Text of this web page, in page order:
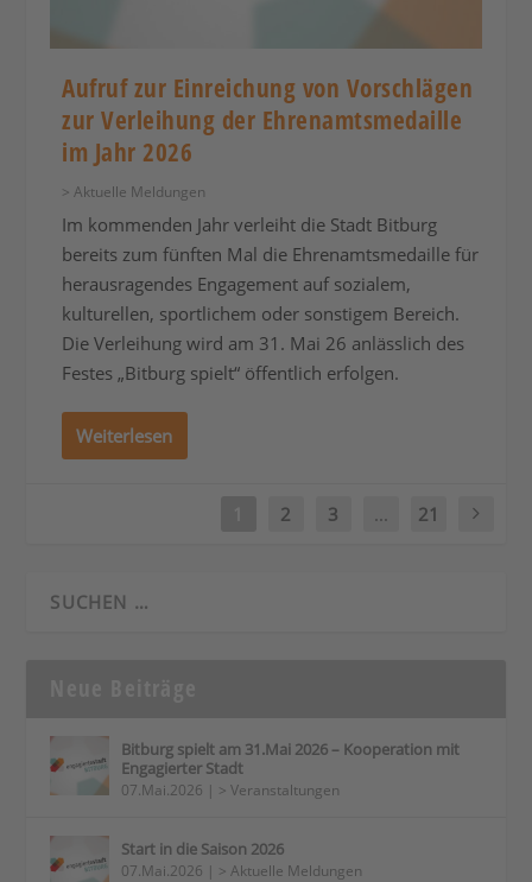
Aufruf zur Einreichung von Vorschlägen
zur Verleihung der Ehrenamtsmedaille
im Jahr 2026
> Aktuelle Meldungen
Im kommenden Jahr verleiht die Stadt Bitburg
bereits zum fünften Mal die Ehrenamtsmedaille für
herausragendes Engagement auf sozialem,
kulturellen, sportlichem oder sonstigem Bereich.
Die Verleihung wird am 31. Mai 26 anlässlich des
Festes „Bitburg spielt“ öffentlich erfolgen.
Weiterlesen
2 3 ... 21
Bitburg spielt am 31.Mai 2026 – Kooperation mit
Engagierter Stadt
07.Mai.2026 | > Veranstaltungen
Start in die Saison 2026
07.Mai.2026 | > Aktuelle Meldungen